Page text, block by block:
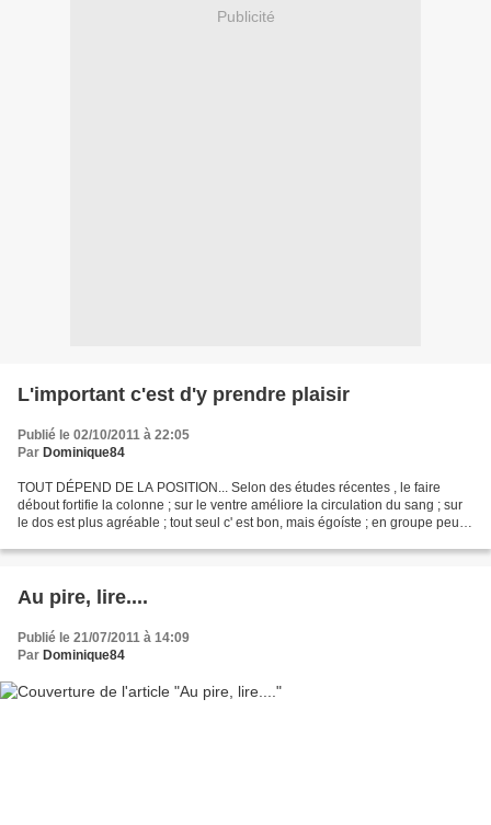
Publicité
L'important c'est d'y prendre plaisir
Publié le 02/10/2011 à 22:05
Par Dominique84
TOUT DÉPEND DE LA POSITION... Selon des études récentes , le faire
débout fortifie la colonne ; sur le ventre améliore la circulation du sang ; sur
le dos est plus agréable ; tout seul c' est bon, mais égoíste ; en groupe peut
Au pire, lire....
Publié le 21/07/2011 à 14:09
Par Dominique84